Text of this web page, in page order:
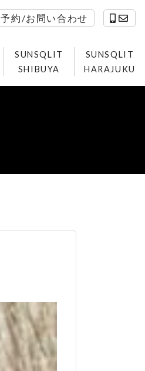
予約/お問い合わせ
SUNSQLIT
SHIBUYA
SUNSQLIT
HARAJUKU